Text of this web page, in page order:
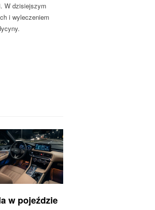
W dzisiejszym
i wyleczeniem
w pojeździe